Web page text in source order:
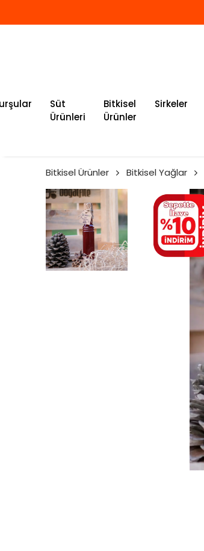
Süt
Ürünleri
Bitkisel
Ürünler
Sirkeler
Bitkisel Ürünler Bitkisel Yağlar